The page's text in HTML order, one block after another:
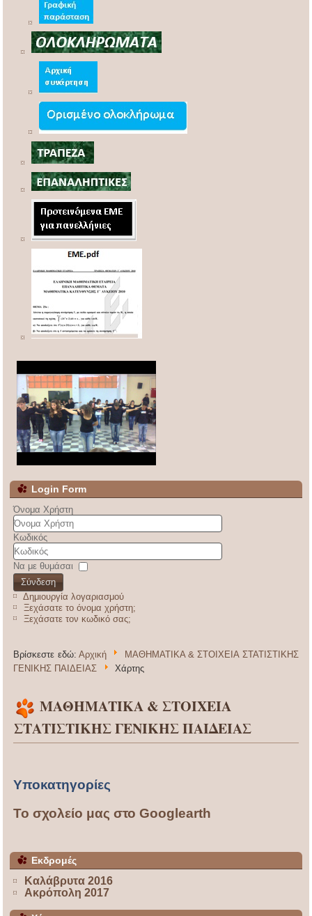
Login Form
Όνομα Χρήστη
Κωδικός
Να με θυμάσαι
Σύνδεση
Δημιουργία λογαριασμού
Ξεχάσατε το όνομα χρήστη;
Ξεχάσατε τον κωδικό σας;
Βρίσκεστε εδώ:Αρχική
ΜΑΘΗΜΑΤΙΚΑ & ΣΤΟΙΧΕΙΑ ΣΤΑΤΙΣΤΙΚΗΣ
ΓΕΝΙΚΗΣ ΠΑΙΔΕΙΑΣ
Χάρτης
ΜΑΘΗΜΑΤΙΚΑ & ΣΤΟΙΧΕΙΑ
ΣΤΑΤΙΣΤΙΚΗΣ ΓΕΝΙΚΗΣ ΠΑΙΔΕΙΑΣ
Υποκατηγορίες
Το σχολείο μας στο Googlearth
Εκδρομές
Καλάβρυτα 2016
Ακρόπολη 2017